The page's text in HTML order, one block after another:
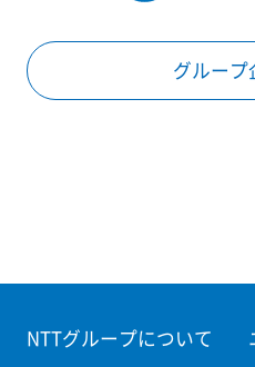
グループ
NTTグループについて